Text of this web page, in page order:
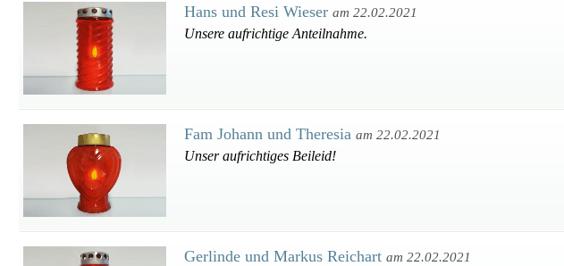
Hans und Resi Wieser am 22.02.2021
Unsere aufrichtige Anteilnahme.
Fam Johann und Theresia am 22.02.2021
Unser aufrichtiges Beileid!
Gerlinde und Markus Reichart am 22.02.2021